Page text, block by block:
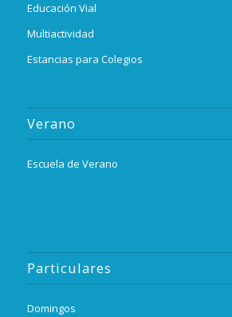
Educación Vial
Multiactividad
Estancias para Colegios
Verano
Escuela de Verano
Particulares
Domingos